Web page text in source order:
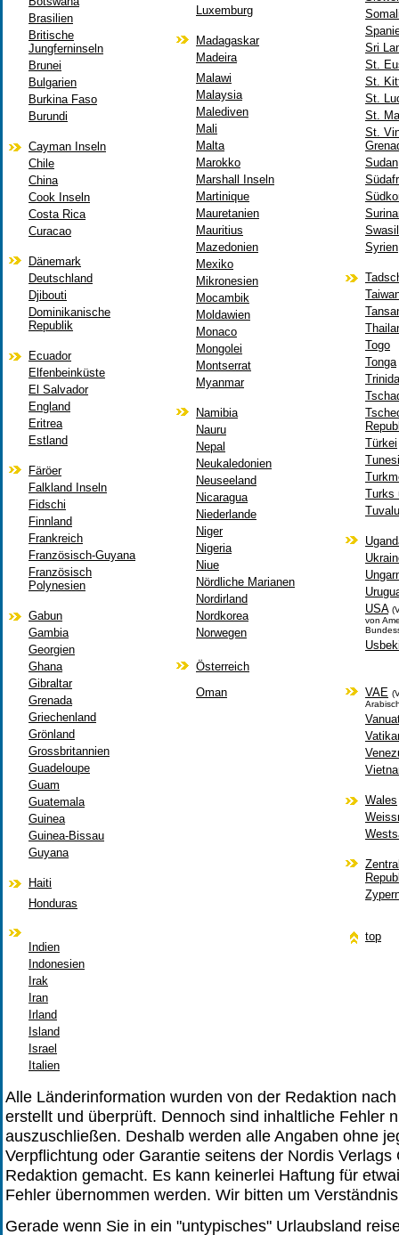
Brasilien
Britische
Jungferninseln
Brunei
Bulgarien
Burkina Faso
Burundi
Cayman Inseln
Chile
China
Cook Inseln
Costa Rica
Curacao
Dänemark
Deutschland
Djibouti
Dominikanische
Republik
Ecuador
Elfenbeinküste
El Salvador
England
Eritrea
Estland
Färöer
Falkland Inseln
Fidschi
Finnland
Frankreich
Französisch-Guyana
Französisch
Polynesien
Gabun
Gambia
Georgien
Ghana
Gibraltar
Grenada
Griechenland
Grönland
Grossbritannien
Guadeloupe
Guam
Guatemala
Guinea
Guinea-Bissau
Guyana
Haiti
Honduras
Indien
Indonesien
Irak
Iran
Irland
Island
Israel
Italien
Luxemburg
Madagaskar
Madeira
Malawi
Malaysia
Malediven
Mali
Malta
Marokko
Marshall Inseln
Martinique
Mauretanien
Mauritius
Mazedonien
Mexiko
Mikronesien
Mocambik
Moldawien
Monaco
Mongolei
Montserrat
Myanmar
Namibia
Nauru
Nepal
Neukaledonien
Neuseeland
Nicaragua
Niederlande
Niger
Nigeria
Niue
Nördliche Marianen
Nordirland
Nordkorea
Norwegen
Österreich
Oman
Sri
St.
St.
St.
St.
St.
Sudan
Syrien
Togo
Tonga
Türkei
Turks
Tuvalu
USA
von
VAE
Wales
top
Alle Länderinformation wurden von der Redaktion
erstellt und überprüft. Dennoch sind inhaltliche Fehler
auszuschließen. Deshalb werden alle Angaben ohne
Verpflichtung oder Garantie seitens der Nordis Verlags
Redaktion gemacht. Es kann keinerlei Haftung für
Fehler übernommen werden. Wir bitten um
Gerade wenn Sie in ein "untypisches" Urlaubsland